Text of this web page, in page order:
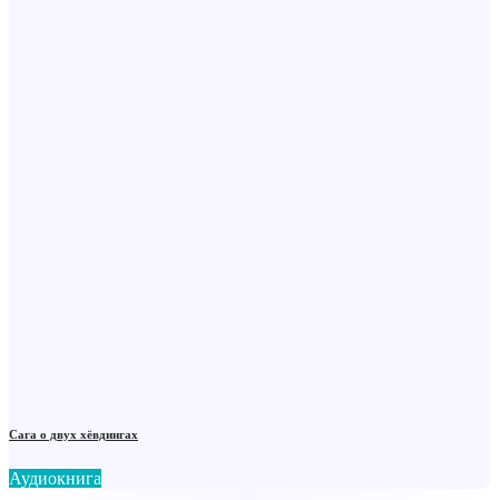
Сага о двух хёвдингах
Аудиокнига